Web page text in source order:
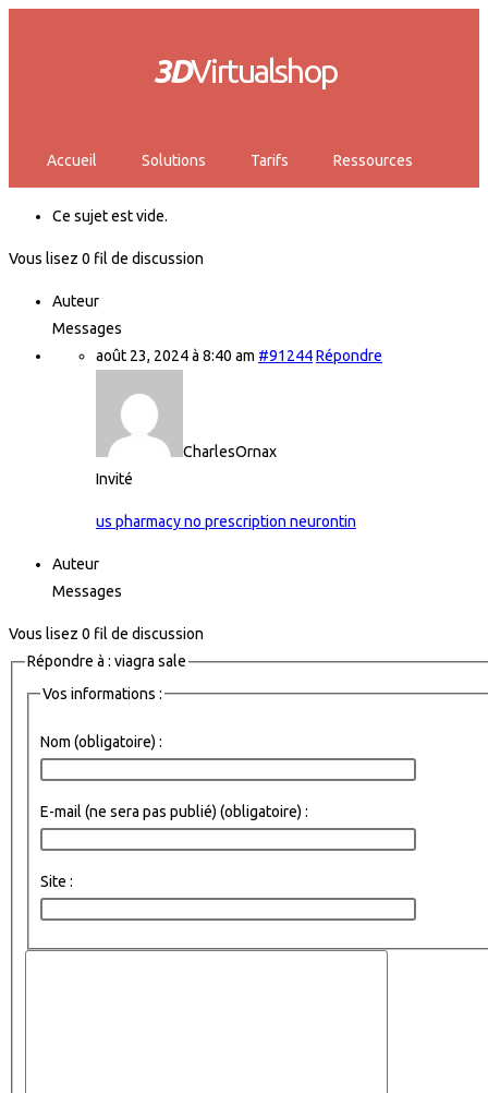
3DVirtualshop
Accueil Solutions Tarifs Ressources
Ce sujet est vide.
Vous lisez 0 fil de discussion
Auteur
Messages
août 23, 2024 à 8:40 am #91244Répondre
CharlesOrnax
Invité
us pharmacy no prescription neurontin
Auteur
Messages
Vous lisez 0 fil de discussion
Répondre à : viagra sale
Vos informations :
Nom (obligatoire) :
E-mail (ne sera pas publié) (obligatoire) :
Site :